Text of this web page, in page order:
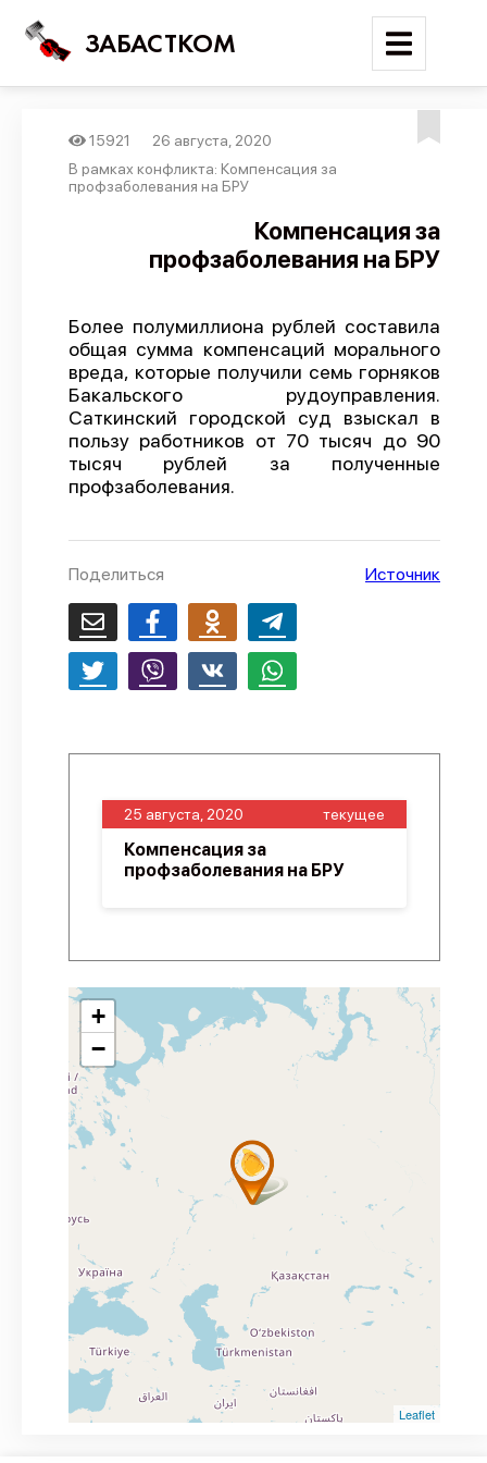
ЗАБАСТКОМ
Войти
Поиск
Новости
Трудовые конфликты
Отчеты
Предложить публикацию
Справочник
15921
26 августа, 2020
В рамках конфликта: Компенсация за
профзаболевания на БРУ
Компенсация за
профзаболевания на БРУ
Более полумиллиона рублей составила
общая сумма компенсаций морального
вреда, которые получили семь горняков
Бакальского рудоуправления.
Саткинский городской суд взыскал в
пользу работников от 70 тысяч до 90
тысяч рублей за полученные
профзаболевания.
Поделиться Источник
25 августа, 2020 текущее
Компенсация за
профзаболевания на БРУ
+
−
Leaflet